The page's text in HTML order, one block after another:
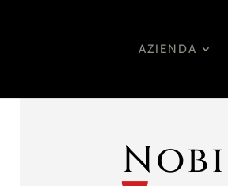
AZIENDA